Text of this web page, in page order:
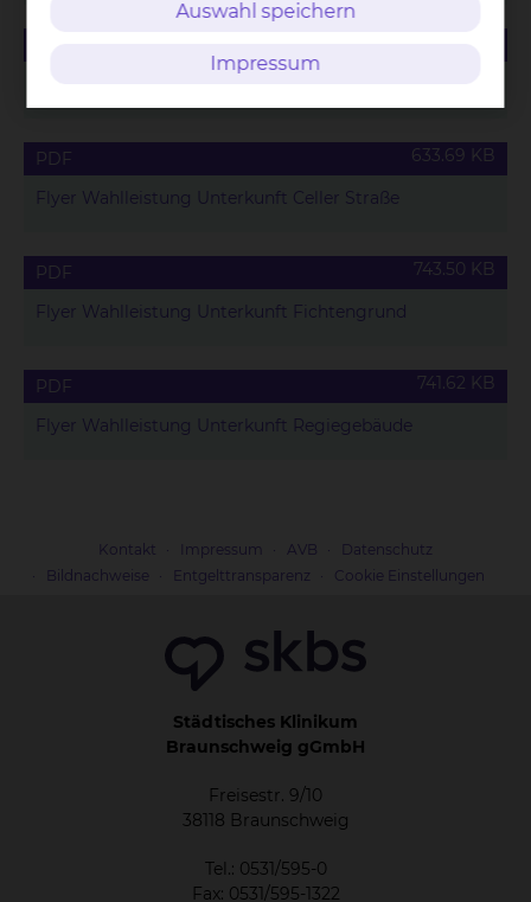
PDF
Flyer Wahlleistung Unterkunft Celler Straße
633.69 KB
PDF
Flyer Wahlleistung Unterkunft Fichtengrund
743.50 KB
PDF
Flyer Wahlleistung Unterkunft Regiegebäude
741.62 KB
Kontakt Impressum AVB
Datenschutz
Bildnachweise
Entgelttransparenz Cookie Einstellungen
Städtisches Klinikum
Braunschweig gGmbH
Freisestr. 9/10
38118 Braunschweig
Tel.: 0531/595-0
Fax: 0531/595-1322
Auswahl speichern
Impressum